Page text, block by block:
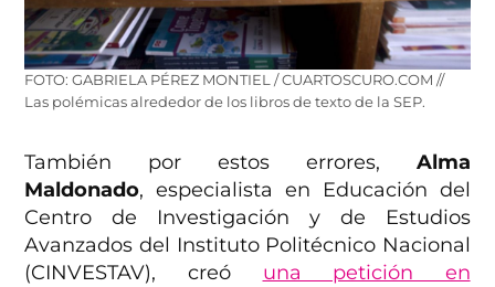
FOTO: GABRIELA PÉREZ MONTIEL / CUARTOSCURO.COM //
Las polémicas alrededor de los libros de texto de la SEP.
También por estos errores, Alma
Maldonado, especialista en Educación del
Centro de Investigación y de Estudios
Avanzados del Instituto Politécnico Nacional
(CINVESTAV), creó una petición en